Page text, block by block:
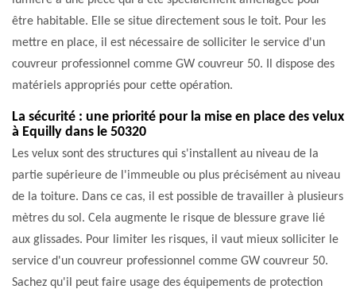
être habitable. Elle se situe directement sous le toit. Pour les
mettre en place, il est nécessaire de solliciter le service d'un
couvreur professionnel comme GW couvreur 50. Il dispose des
matériels appropriés pour cette opération.
La sécurité : une priorité pour la mise en place des velux
à Equilly dans le 50320
Les velux sont des structures qui s'installent au niveau de la
partie supérieure de l'immeuble ou plus précisément au niveau
de la toiture. Dans ce cas, il est possible de travailler à plusieurs
mètres du sol. Cela augmente le risque de blessure grave lié
aux glissades. Pour limiter les risques, il vaut mieux solliciter le
service d'un couvreur professionnel comme GW couvreur 50.
Sachez qu'il peut faire usage des équipements de protection